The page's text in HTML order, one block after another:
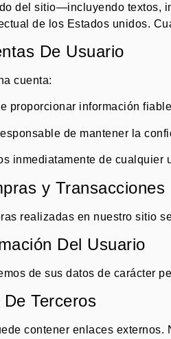
del sitio—incluyendo textos,
de los Estados unidos.
De Usuario
cuenta:
proporcionar información
de mantener la
inmediatamente de cualquier
y Transacciones
realizadas en nuestro sitio
Del Usuario
de sus datos de carácter
Terceros
contener enlaces externos.